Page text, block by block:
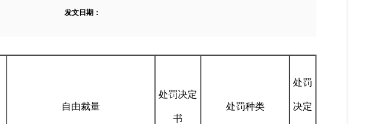
发文日期：
自由裁量
处罚决定
书
处罚种类
处罚
决定